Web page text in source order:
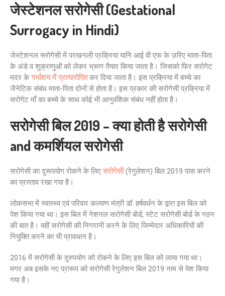
जेस्टेशनल सरोगेसी (Gestational
Surrogacy in Hindi)
जेस्टेशनल सरोगेसी में परखनली प्रक्रिया यानि आई वी एफ के ज़रिए माता-पिता
के अंडे व शुक्राणुओं को लेकर भ्रूण तैयार किया जाता है। जिसको फिर सरोगेट
मदर केगर्भाशय में प्रत्यारोपितकर दिया जाता है। इस प्रक्रिया में बच्चे का
जैनेटिक संबंध माता-पिता दोनों से होता है। इस प्रकार की सरोगेसी प्रक्रिया में
सरोगेट माँ का बच्चे के साथ कोई भी आनुवंशिक संबंध नहीं होता है।
सरोगेसी बिल 2019 – क्या होती है सरोगेसी
and कमर्शियल सरोगेसी
सरोगेसी का दुरूपयोग रोकने के लिए सरोगेसी(रेगुलेशन) बिल 2019 पास करने
का प्रस्ताव रखा गया है।
लोकसभा में स्वास्थ्य एवं परिवार कल्याण मंत्री डॉ. हर्षवर्धन के द्वारा इस बिल को
पेश किया गया था। इस बिल में नेशनल सरोगेसी बोर्ड, स्टेट सरोगेसी बोर्ड के गठन
की बात है। वहीं सरोगेसी की निगरानी करने के लिए जिम्मेदार अधिकारियों की
नियुक्ति करने का भी प्रावधान है।
2016 में सरोगेसी के दुरुपयोग को रोकने के लिए इस बिल को लाया गया था।
मगर अब इसके नए प्रारूप को सरोगेसी रेगुलेशन बिल 2019 नाम से पेश किया
गया है।